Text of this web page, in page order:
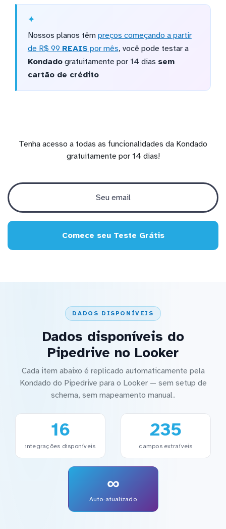
Nossos planos têm preços começando a partir
de R$ 99 REAIS por mês, você pode testar a
Kondadogratuitamente por 14 dias sem
cartão de crédito
Tenha acesso a todas as funcionalidades da Kondado
gratuitamente por 14 dias!
Comece seu Teste Grátis
DADOS DISPONÍVEIS
Dados disponíveis do
Pipedrive no Looker
Cada item abaixo é replicado automaticamente pela
Kondado do Pipedrive para o Looker — sem setup de
schema, sem mapeamento manual.
16
integrações disponíveis
235
campos extraíveis
∞
Auto-atualizado